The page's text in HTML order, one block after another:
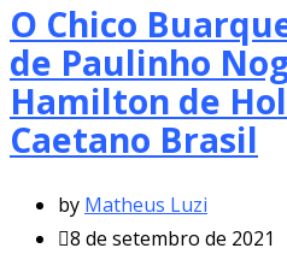
O Chico
de Paulinho
Hamilton de
Caetano Brasil
by Matheus Luzi
8 de setembro de 2021